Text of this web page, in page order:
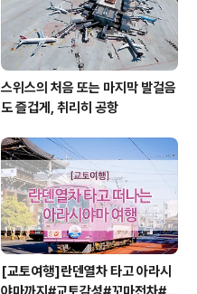
스위스의 처음 또는 마지막 발걸음
도 즐겁게, 취리히 공항
[교토여행]란덴열차 타고 아라시